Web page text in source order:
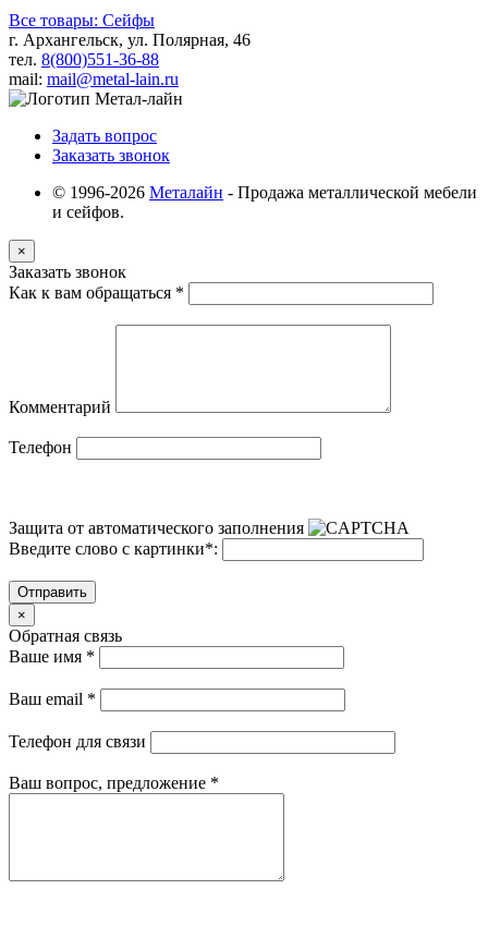
Все товары: Сейфы
г. Архангельск, ул. Полярная, 46
тел. 8(800)551-36-88
mail: mail@metal-lain.ru
Задать вопрос
Заказать звонок
© 1996-2026 Металайн - Продажа металлической мебели
и сейфов.
×
Заказать звонок
Как к вам обращаться *
Комментарий
Телефон
Защита от автоматического заполнения
Введите слово с картинки*:
Отправить
×
Обратная связь
Ваше имя *
Ваш email *
Телефон для связи
Ваш вопрос, предложение *